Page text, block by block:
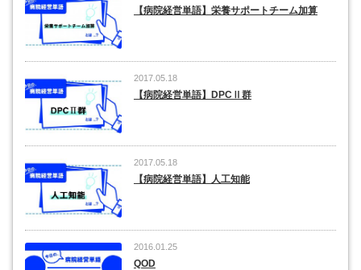
【病院経営単語】栄養サポートチーム加算
2017.05.18
【病院経営単語】DPCⅡ群
2017.05.18
【病院経営単語】人工知能
2016.01.25
QOD